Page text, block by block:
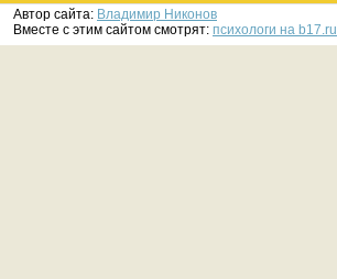
Автор сайта: Владимир Никонов
Вместе с этим сайтом смотрят: психологи на b17.ru